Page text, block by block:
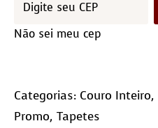
(medida
aproximada)
Não sei meu cep
Categorias: Couro Inteiro,
Promo, Tapetes